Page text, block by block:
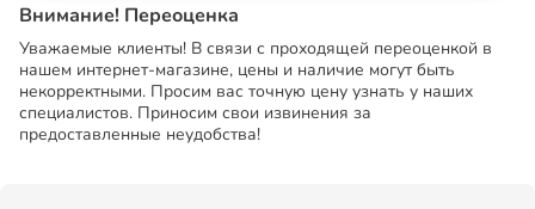
Внимание! Переоценка
Уважаемые клиенты! В связи с проходящей переоценкой в
нашем интернет-магазине, цены и наличие могут быть
некорректными. Просим вас точную цену узнать у наших
специалистов. Приносим свои извинения за
предоставленные неудобства!